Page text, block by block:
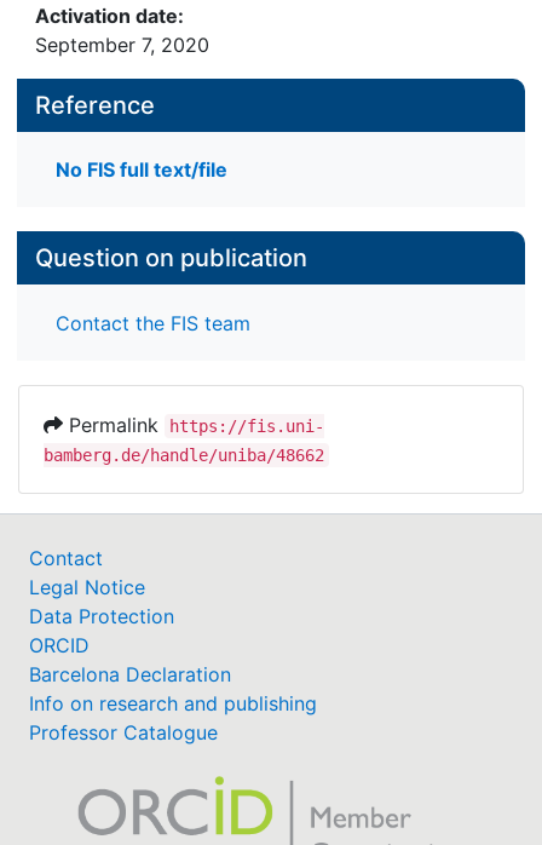
Activation date:
September 7, 2020
Reference
No FIS full text/file
Question on publication
Contact the FIS team
Permalink
https://fis.uni-
bamberg.de/handle/uniba/48662
Contact
Legal Notice
Data Protection
ORCID
Barcelona Declaration
Info on research and publishing
Professor Catalogue